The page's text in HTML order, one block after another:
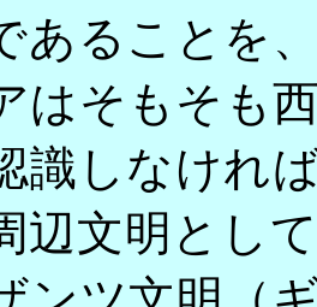
あることを
はそもそも
識しなけれ
辺文明とし